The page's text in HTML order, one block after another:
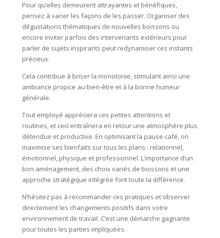
Pour qu’elles demeurent attrayantes et bénéfiques,
pensez à varier les façons de les passer. Organiser des
dégustations thématiques de nouvelles boissons ou
encore inviter parfois des intervenants extérieurs pour
parler de sujets inspirants peut redynamiser ces instants
précieux.
Cela contribue à briser la monotonie, stimulant ainsi une
ambiance propice au bien-être et à la bonne humeur
générale.
Tout employé appréciera ces petites attentions et
routines, et ceci entraînera en retour une atmosphère plus
détendue et productive. En optimisant la pause café, on
maximise ses bienfaits sur tous les plans : relationnel,
émotionnel, physique et professionnel. L’importance d’un
bon aménagement, des choix variés de boissons et une
approche stratégique intégrée font toute la différence.
N’hésitez pas à recommander ces pratiques et observer
directement les changements positifs dans votre
environnement de travail. C’est une démarche gagnante
pour toutes les parties impliquées.